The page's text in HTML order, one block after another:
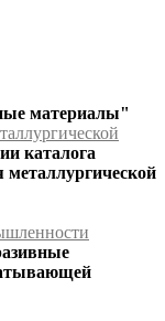
материалы"
каталога